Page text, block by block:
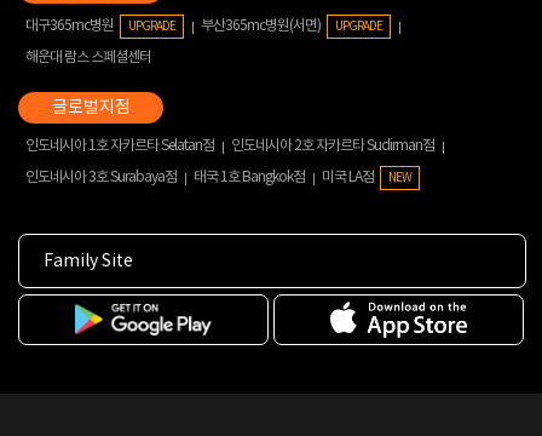
대구365mc병원 UPGRADE 부산365mc병원(서면) UPGRADE
해운대 람스 스페셜센터
인도네시아 1호 자카르타 Selatan점
인도네시아 2호 자카르타 Sudirman점
인도네시아 3호 Surabaya점
태국 1호 Bangkok점 미국 LA점 NEW
Family Site